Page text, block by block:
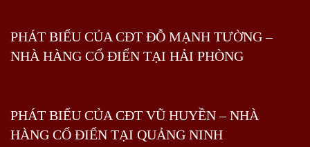
PHÁT BIỂU CỦA CĐT ĐỖ MẠNH TƯỜNG –
NHÀ HÀNG CỔ ĐIỂN TẠI HẢI PHÒNG
PHÁT BIỂU CỦA CĐT VŨ HUYỀN – NHÀ
HÀNG CỔ ĐIỂN TẠI QUẢNG NINH